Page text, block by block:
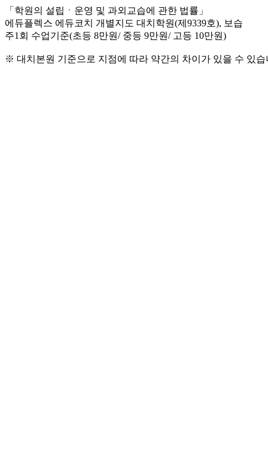
「학원의 설립ㆍ운영 및 과외교습에 관한 법률」
에듀플렉스 에듀코치 개별지도 대치학원(제9339호), 보습
주1회 수업기준(초등 8만원/ 중등 9만원/ 고등 10만원)
※ 대치본원 기준으로 지점에 따라 약간의 차이가 있을 수 있습